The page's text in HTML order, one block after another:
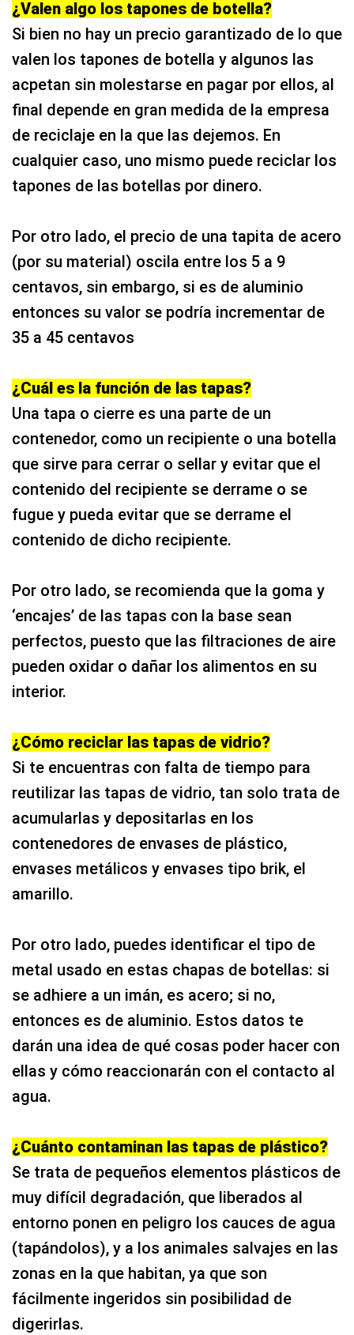
¿Valen algo los tapones de botella?
Si bien no hay un precio garantizado de lo que
valen los tapones de botella y algunos las
acpetan sin molestarse en pagar por ellos, al
final depende en gran medida de la empresa
de reciclaje en la que las dejemos. En
cualquier caso, uno mismo puede reciclar los
tapones de las botellas por dinero.
Por otro lado, el precio de una tapita de acero
(por su material) oscila entre los 5 a 9
centavos, sin embargo, si es de aluminio
entonces su valor se podría incrementar de
35 a 45 centavos
¿Cuál es la función de las tapas?
Una tapa o cierre es una parte de un
contenedor, como un recipiente o una botella
que sirve para cerrar o sellar y evitar que el
contenido del recipiente se derrame o se
fugue y pueda evitar que se derrame el
contenido de dicho recipiente.
Por otro lado, se recomienda que la goma y
‘encajes’ de las tapas con la base sean
perfectos, puesto que las filtraciones de aire
pueden oxidar o dañar los alimentos en su
interior.
¿Cómo reciclar las tapas de vidrio?
Si te encuentras con falta de tiempo para
reutilizar las tapas de vidrio, tan solo trata de
acumularlas y depositarlas en los
contenedores de envases de plástico,
envases metálicos y envases tipo brik, el
amarillo.
Por otro lado, puedes identificar el tipo de
metal usado en estas chapas de botellas: si
se adhiere a un imán, es acero; si no,
entonces es de aluminio. Estos datos te
darán una idea de qué cosas poder hacer con
ellas y cómo reaccionarán con el contacto al
agua.
¿Cuánto contaminan las tapas de plástico?
Se trata de pequeños elementos plásticos de
muy difícil degradación, que liberados al
entorno ponen en peligro los cauces de agua
(tapándolos), y a los animales salvajes en las
zonas en la que habitan, ya que son
fácilmente ingeridos sin posibilidad de
digerirlas.